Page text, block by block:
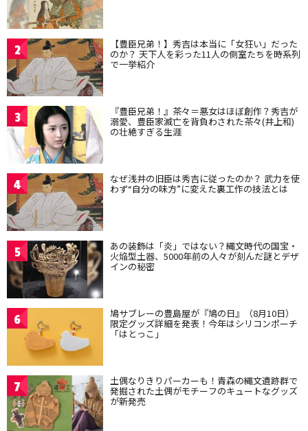
2 【豊臣兄弟！】秀吉は本当に「女狂い」だった
のか？ 天下人を彩った11人の側室たちを時系列
で一挙紹介
3 『豊臣兄弟！』茶々＝悪女はほぼ創作？秀吉が
溺愛、豊臣家滅亡を背負わされた茶々(井上和)
の壮絶すぎる生涯
4 なぜ浅井の旧臣は秀吉に従ったのか？ 武力を使
わず“自分の味方”に変えた裏工作の技法とは
5 あの装飾は「炎」ではない？縄文時代の国宝・
火焔型土器、5000年前の人々が刻んだ謎とデザ
インの秘密
6 鳩サブレーの豊島屋が『鳩の日』（8月10日）
限定グッズ詳細を発表！今年はシリコンポーチ
「はとっこ」
7 土偶なりきりパーカーも！青森の縄文遺跡群で
発掘された土偶がモチーフのキュートなグッズ
が新発売